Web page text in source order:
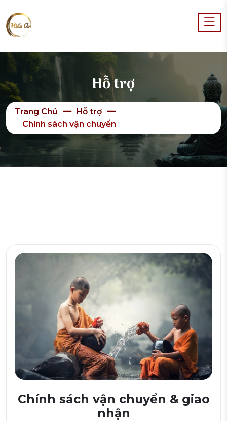
Hỗ trợ
Trang Chủ
Hỗ trợ
Chính sách vận chuyển
Chính sách vận chuyển & giao
nhận